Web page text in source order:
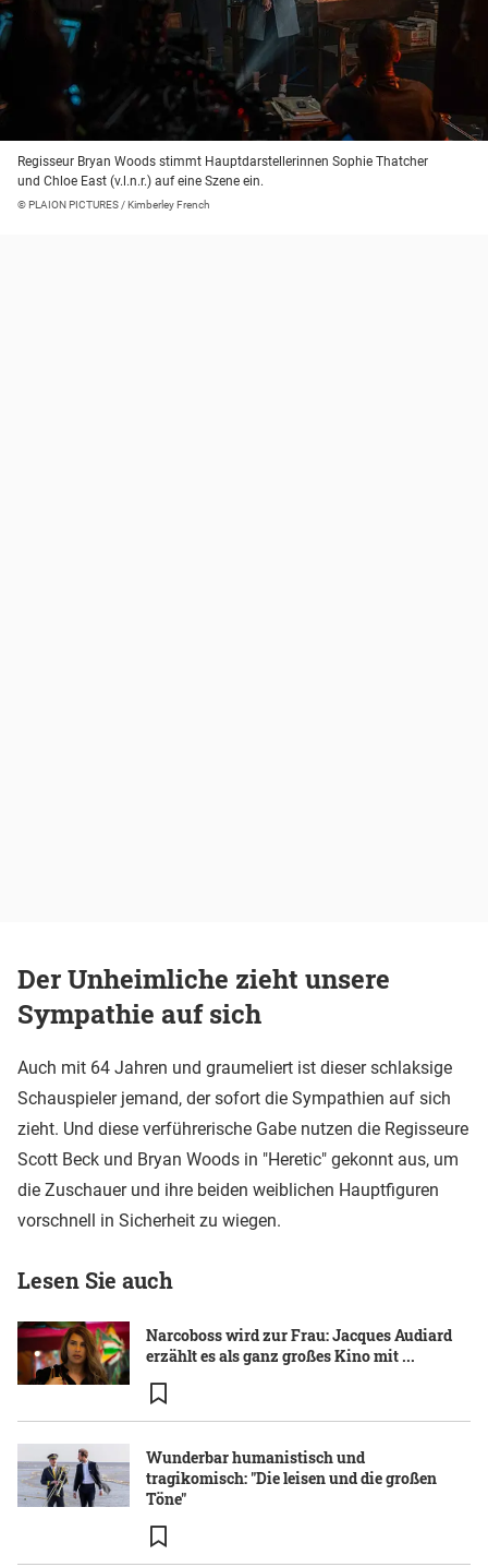
Regisseur Bryan Woods stimmt Hauptdarstellerinnen Sophie Thatcher
und Chloe East (v.l.n.r.) auf eine Szene ein.
© PLAION PICTURES / Kimberley French
Der Unheimliche zieht unsere
Sympathie auf sich
Auch mit 64 Jahren und graumeliert ist dieser schlaksige
Schauspieler jemand, der sofort die Sympathien auf sich
zieht. Und diese verführerische Gabe nutzen die Regisseure
Scott Beck und Bryan Woods in "Heretic" gekonnt aus, um
die Zuschauer und ihre beiden weiblichen Hauptfiguren
vorschnell in Sicherheit zu wiegen.
Lesen Sie auch
Narcoboss wird zur Frau: Jacques Audiard
erzählt es als ganz großes Kino mit ...
Wunderbar humanistisch und
tragikomisch: "Die leisen und die großen
Töne"